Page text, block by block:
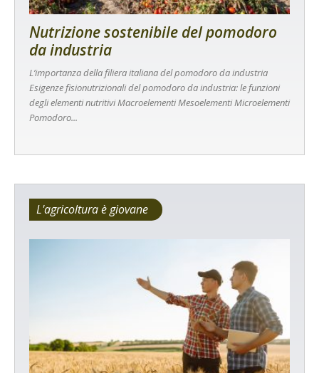
Nutrizione sostenibile del pomodoro
da industria
L’importanza della filiera italiana del pomodoro da industria
Esigenze fisionutrizionali del pomodoro da industria: le funzioni
degli elementi nutritivi Macroelementi Mesoelementi Microelementi
Pomodoro...
L'agricoltura è giovane